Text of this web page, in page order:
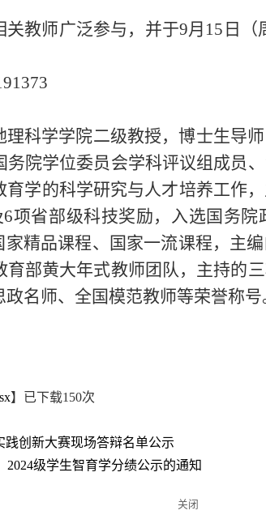
教师广泛参与，并于9月15日
科学学院二级教授，博士生导
院学位委员会学科评议组成员
学的科学研究与人才培养工作
项省部级科技奖励，入选国务
家精品课程、国家一流课程，主
育部黄大年式教师团队，主持的
名师、全国模范教师等荣誉称号
】已下载150次
创新大赛现场答辩名单公示
2024级学生智育学分绩公示的通知
关闭